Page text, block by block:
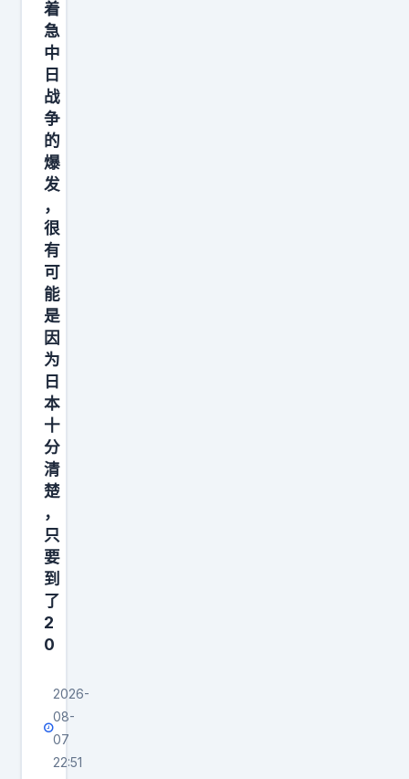
着
急
中
日
战
争
的
爆
发
，
很
有
可
能
是
因
为
日
本
十
分
清
楚
，
只
要
到
了
2
0
2026-
08-
07
22:51